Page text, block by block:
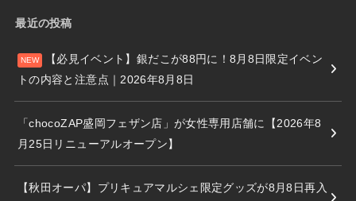
最近の投稿
【必見イベント】銀だこが88円に！8月8日限定イベン
トの内容と注意点｜2026年8月8日
「chocoZAP盛岡フェザン店」が女性専用店舗に【2026年8
月25日リニューアルオープン】
【秋田オーパ】プリキュアマルシェ限定グッズが8月8日再入